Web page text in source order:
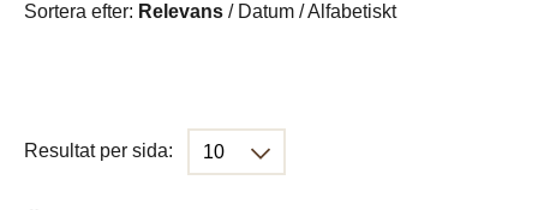
Sortera efter: Relevans / Datum /Alfabetiskt
Resultat per sida: